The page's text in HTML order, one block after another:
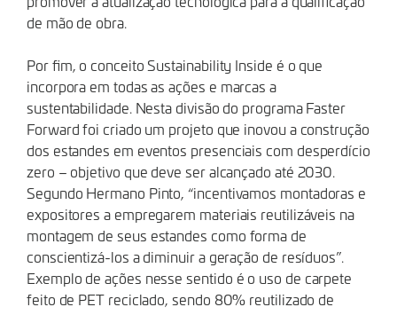
de mão de obra.
Por fim, o conceito Sustainability Inside é o que
incorpora em todas as ações e marcas a
sustentabilidade. Nesta divisão do programa Faster
Forward foi criado um projeto que inovou a construção
dos estandes em eventos presenciais com desperdício
zero – objetivo que deve ser alcançado até 2030.
Segundo Hermano Pinto, “incentivamos montadoras e
expositores a empregarem materiais reutilizáveis na
montagem de seus estandes como forma de
conscientizá-los a diminuir a geração de resíduos”.
Exemplo de ações nesse sentido é o uso de carpete
feito de PET reciclado, sendo 80% reutilizado de